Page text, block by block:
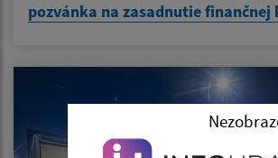
pozvánka na zasadnutie finančnej